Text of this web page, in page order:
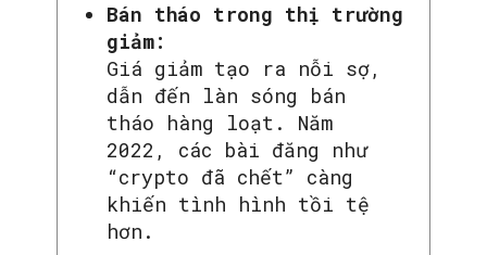
Bán tháo trong thị trường
giảm:
Giá giảm tạo ra nỗi sợ,
dẫn đến làn sóng bán
tháo hàng loạt. Năm
2022, các bài đăng như
“crypto đã chết” càng
khiến tình hình tồi tệ
hơn.